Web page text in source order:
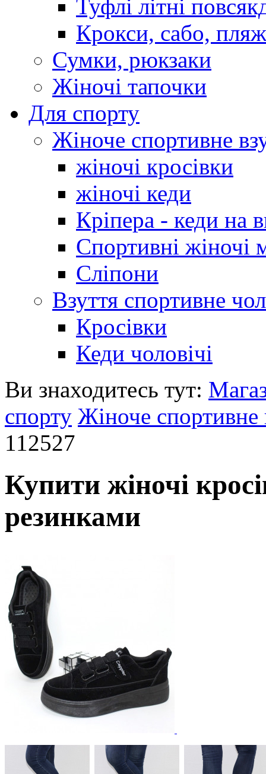
Туфлі літні
Крокси, сабо,
Сумки, рюкзаки
Жіночі тапочки
Для спорту
Жіноче спортивне
жіночі кросівки
жіночі кеди
Кріпера - кеди на
Спортивні жіночі
Сліпони
Взуття спортивне
Кросівки
Кеди чоловічі
Ви знаходитесь тут:
спорту Жіноче спортивне
112527
Купити жіночі
резинками